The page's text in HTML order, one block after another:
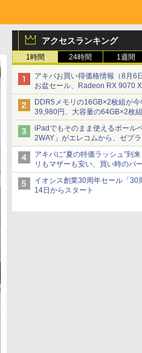
アクセスランキング
1時間 24時間 1週間
アキバお買い得価格情報（8月6
お盆セール、Radeon RX 9070
円、水平周波数24.8kHz対応の
9,801円、暑さ指数連動セール
DDR5メモリの16GB×2枚組が今
39,980円、大容量の64GB×2枚
[8月前半のメモリ価格]
iPadでもそのまま使えるボール
2WAY」がエレコムから、ゼブ
アキバに“夏の特価ラッシュ”到
リもマザーも安い、買い時のパ
日(金)22時配信】
イオシス創業30周年セール「30
14日からスタート